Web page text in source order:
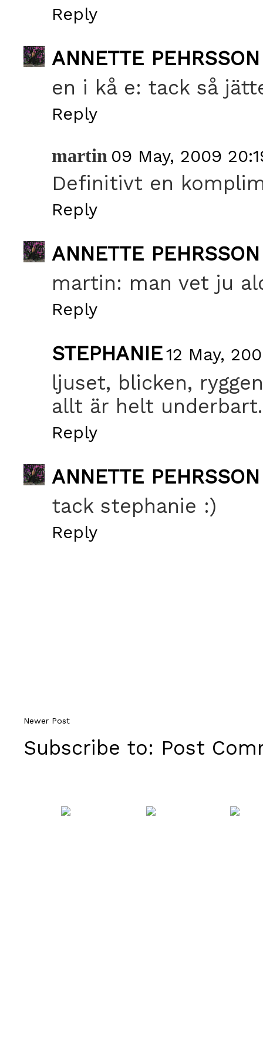
Reply
ANNETTE PEHRSSON
en i kå e: tack så
Reply
martin 09 May, 2009
Definitivt en
Reply
ANNETTE PEHRSSON
martin: man vet ju
Reply
STEPHANIE12 May,
ljuset, blicken,
allt är helt underbart.
Reply
ANNETTE PEHRSSON
tack stephanie :)
Reply
Newer Post
Subscribe to: Post